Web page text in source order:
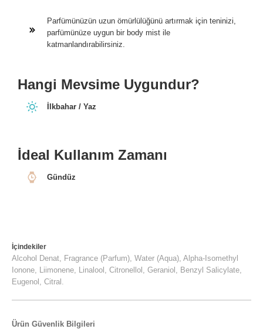
Parfümünüzün uzun ömürlülüğünü artırmak için teninizi,
parfümünüze uygun bir body mist ile
katmanlandırabilirsiniz.
Ürün Güvenlik Bilgileri
Hangi Mevsime Uygundur?
İlkbahar / Yaz
İdeal Kullanım Zamanı
Gündüz
İçindekiler
Alcohol Denat, Fragrance (Parfum), Water (Aqua), Alpha-Isomethyl
Ionone, Liimonene, Linalool, Citronellol, Geraniol, Benzyl Salicylate,
Eugenol, Citral.